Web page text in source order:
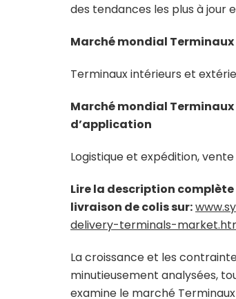
des tendances les plus à jour
Marché mondial
Terminaux intérieurs et
Marché mondial
d’application
Logistique et expédition,
Lire la description
livraison de colis sur:
delivery-terminals-
La croissance et les
minutieusement analysées,
examine le marché